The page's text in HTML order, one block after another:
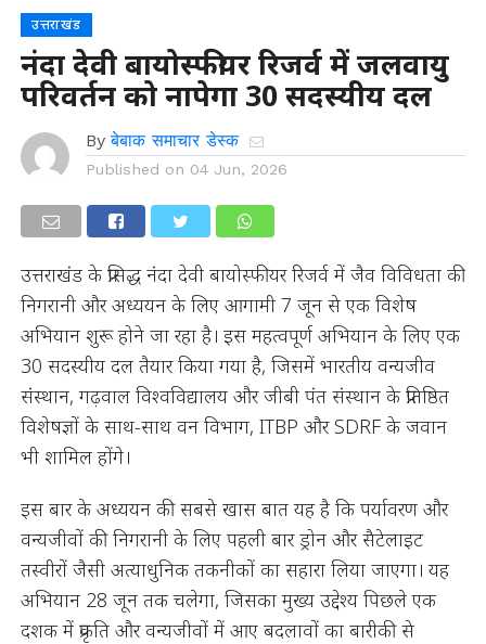
उत्तराखंड
नंदा देवी बायोस्फीयर रिजर्व में जलवायु
परिवर्तन को नापेगा 30 सदस्यीय दल
By बेबाक समाचार डेस्क
Published on 04 Jun, 2026
उत्तराखंड के प्रसिद्ध नंदा देवी बायोस्फीयर रिजर्व में जैव विविधता की
निगरानी और अध्ययन के लिए आगामी 7 जून से एक विशेष
अभियान शुरू होने जा रहा है। इस महत्वपूर्ण अभियान के लिए एक
30 सदस्यीय दल तैयार किया गया है, जिसमें भारतीय वन्यजीव
संस्थान, गढ़वाल विश्वविद्यालय और जीबी पंत संस्थान के प्रतिष्ठित
विशेषज्ञों के साथ-साथ वन विभाग, ITBP और SDRF के जवान
भी शामिल होंगे।
इस बार के अध्ययन की सबसे खास बात यह है कि पर्यावरण और
वन्यजीवों की निगरानी के लिए पहली बार ड्रोन और सैटेलाइट
तस्वीरों जैसी अत्याधुनिक तकनीकों का सहारा लिया जाएगा। यह
अभियान 28 जून तक चलेगा, जिसका मुख्य उद्देश्य पिछले एक
दशक में प्रकृति और वन्यजीवों में आए बदलावों का बारीकी से